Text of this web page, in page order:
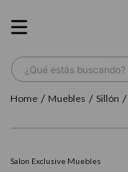
¿Qué estás
Muebles Sillón
Salon Exclusive Muebles
TÉRMINOS MÁS